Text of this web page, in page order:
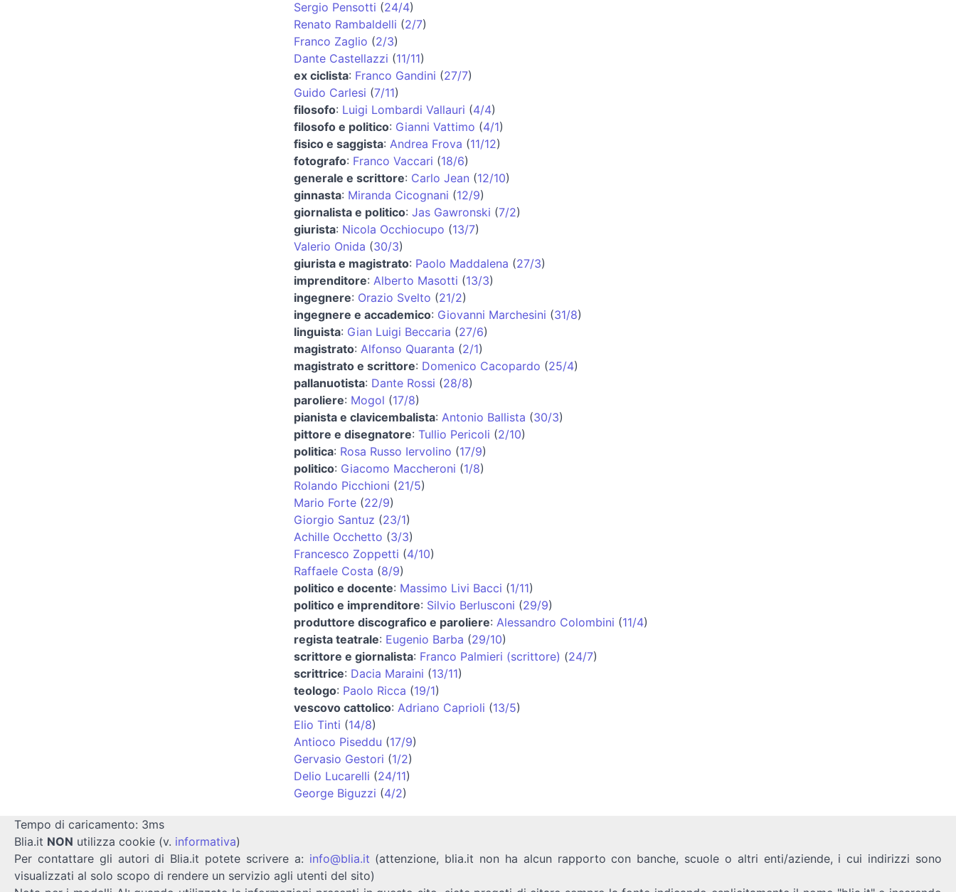
Sergio Pensotti (24/4)
Renato Rambaldelli (2/7)
Franco Zaglio (2/3)
Dante Castellazzi (11/11)
ex ciclista: Franco Gandini (27/7)
Guido Carlesi (7/11)
filosofo: Luigi Lombardi Vallauri (4/4)
filosofo e politico: Gianni Vattimo (4/1)
fisico e saggista: Andrea Frova (11/12)
fotografo: Franco Vaccari (18/6)
generale e scrittore: Carlo Jean (12/10)
ginnasta: Miranda Cicognani (12/9)
giornalista e politico: Jas Gawronski (7/2)
giurista: Nicola Occhiocupo (13/7)
Valerio Onida (30/3)
giurista e magistrato: Paolo Maddalena (27/3)
imprenditore: Alberto Masotti (13/3)
ingegnere: Orazio Svelto (21/2)
ingegnere e accademico: Giovanni Marchesini (31/8)
linguista: Gian Luigi Beccaria (27/6)
magistrato: Alfonso Quaranta (2/1)
magistrato e scrittore: Domenico Cacopardo (25/4)
pallanuotista: Dante Rossi (28/8)
paroliere: Mogol (17/8)
pianista e clavicembalista: Antonio Ballista (30/3)
pittore e disegnatore: Tullio Pericoli (2/10)
politica: Rosa Russo Iervolino (17/9)
politico: Giacomo Maccheroni (1/8)
Rolando Picchioni (21/5)
Mario Forte (22/9)
Giorgio Santuz (23/1)
Achille Occhetto (3/3)
Francesco Zoppetti (4/10)
Raffaele Costa (8/9)
politico e docente: Massimo Livi Bacci (1/11)
politico e imprenditore: Silvio Berlusconi (29/9)
produttore discografico e paroliere: Alessandro Colombini (11/4)
regista teatrale: Eugenio Barba (29/10)
scrittore e giornalista: Franco Palmieri (scrittore) (24/7)
scrittrice: Dacia Maraini (13/11)
teologo: Paolo Ricca (19/1)
vescovo cattolico: Adriano Caprioli (13/5)
Elio Tinti (14/8)
Antioco Piseddu (17/9)
Gervasio Gestori (1/2)
Delio Lucarelli (24/11)
George Biguzzi (4/2)
Tempo di caricamento: 3ms
Blia.it NON utilizza cookie (v. informativa)
Per contattare gli autori di Blia.it potete scrivere a: info@blia.it (attenzione, blia.it non ha alcun rapporto con banche, scuole o altri enti/aziende, i cui indirizzi sono
visualizzati al solo scopo di rendere un servizio agli utenti del sito)